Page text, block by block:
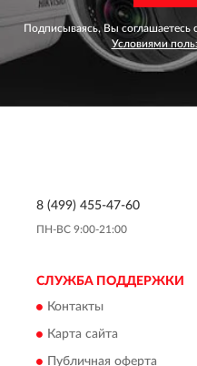
Подписываясь, Вы соглашаетесь
Условиями
8 (499) 455-47-60
ПН-ВС 9:00-21:00
СЛУЖБА ПОДДЕРЖКИ
Контакты
Карта сайта
Публичная оферта